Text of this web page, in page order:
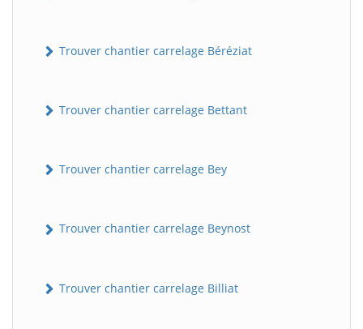
Trouver chantier carrelage Béréziat
Trouver chantier carrelage Bettant
Trouver chantier carrelage Bey
Trouver chantier carrelage Beynost
Trouver chantier carrelage Billiat